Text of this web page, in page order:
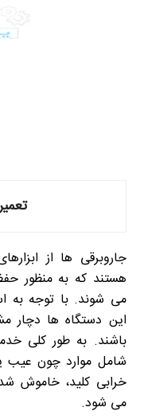
جاروبرقی ها از
هستند که به منظور
می شوند. با توجه به
این دستگاه ها دچار
باشند. به طور کلی
شامل موارد چون عیب
خرابی کلید، خاموش
می شود.